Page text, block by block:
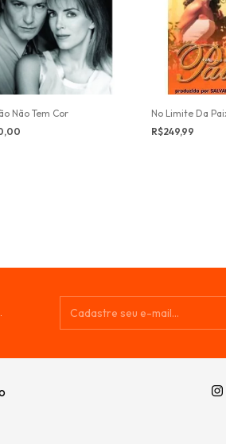
Não Tem Cor
No Limite Da
R$249,99